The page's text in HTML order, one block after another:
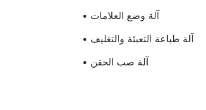
• آلة وضع العلامات
• آلة طباعة التعبئة والتغليف
• آلة صب الحقن